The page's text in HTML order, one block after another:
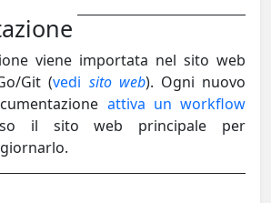
viene importata nel sito web
Git (vedi sito web). Ogni nuovo
attiva un workflow
il sito web principale per